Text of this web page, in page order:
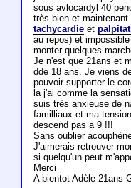
sous avlocardyl 40
très bien et
tachycardieet
au repos) et
monter quelques
Je n'est que 21ans et
dde 18 ans. Je viens
pouvoir supporter le
la j'ai comme la
suis très anxieuse de
familliaux et ma
descend pas a 9 !!!
Sans oublier
J'aimerais retrouver
si quelqu'un peut
Merci
A bientot Adèle 21ans